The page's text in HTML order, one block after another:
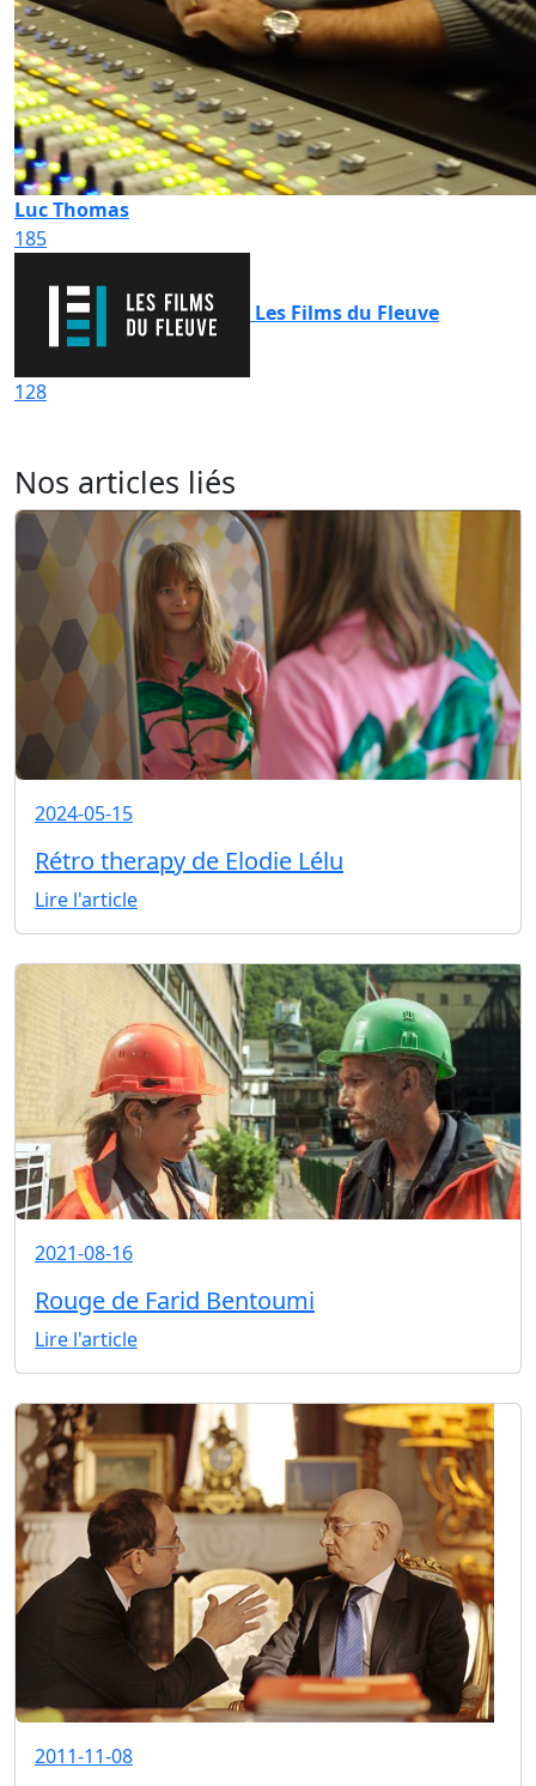
Luc Thomas
185
Les Films du Fleuve
128
Nos articles liés
2024-05-15
Rétro therapy de Elodie Lélu
Lire l'article
2021-08-16
Rouge de Farid Bentoumi
Lire l'article
2011-11-08